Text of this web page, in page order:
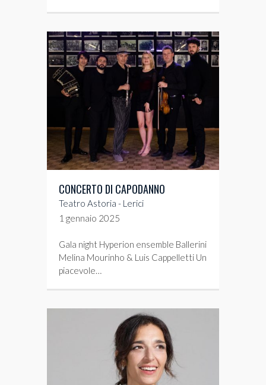
CONCERTO DI CAPODANNO
Teatro Astoria - Lerici
1 gennaio 2025
Gala night Hyperion ensemble Ballerini
Melina Mourinho & Luis Cappelletti Un
piacevole…